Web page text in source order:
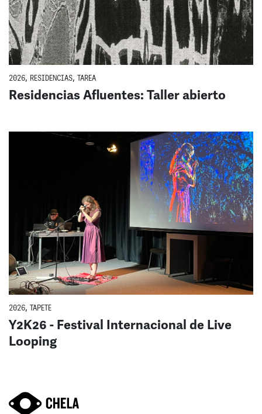
2026, RESIDENCIAS, TAREA
Residencias Afluentes: Taller abierto
2026, TAPETE
Y2K26 - Festival Internacional de Live
Looping